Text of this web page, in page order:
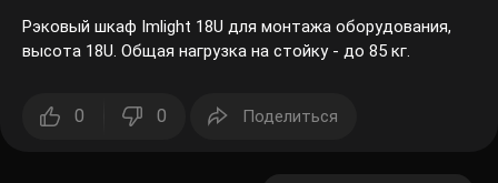
Рэковый шкаф Imlight 18U для монтажа оборудования,
высота 18U. Общая нагрузка на стойку - до 85 кг.
0 0 Поделиться